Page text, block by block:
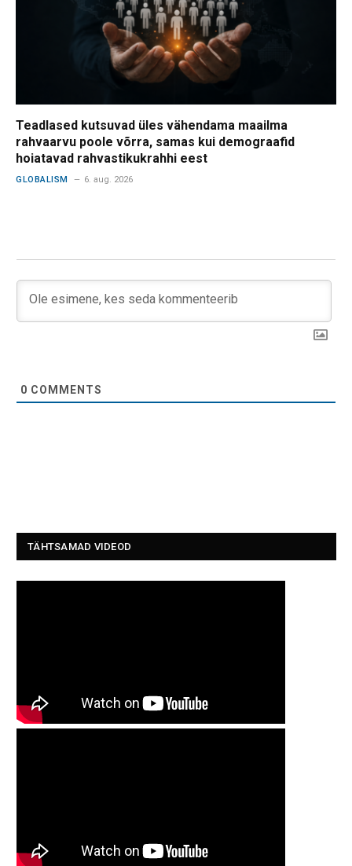
Teadlased kutsuvad üles vähendama maailma
rahvaarvu poole võrra, samas kui demograafid
hoiatavad rahvastikukrahhi eest
GLOBALISM 6. aug. 2026
0 COMMENTS
TÄHTSAMAD VIDEOD